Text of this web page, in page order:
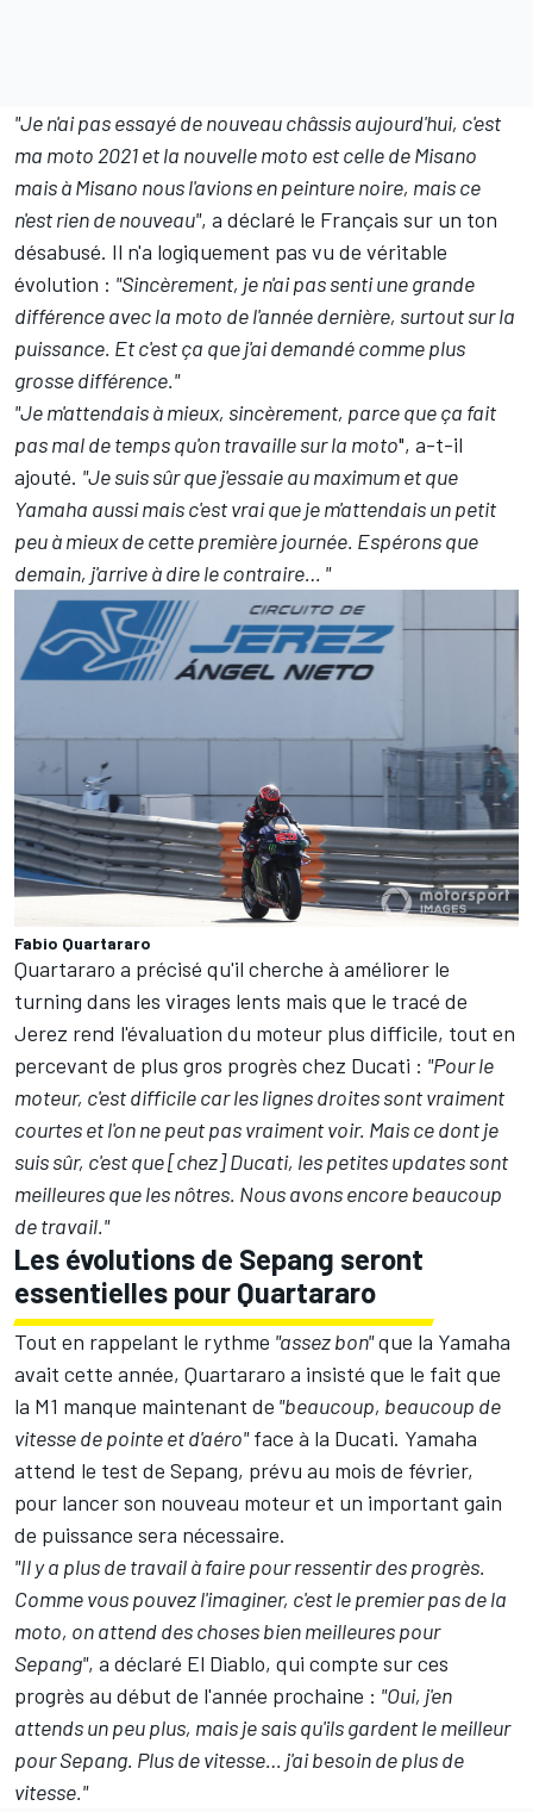
"Je n'ai pas essayé de nouveau châssis aujourd'hui, c'est
ma moto 2021 et la nouvelle moto est celle de Misano
mais à Misano nous l'avions en peinture noire, mais ce
n'est rien de nouveau", a déclaré le Français sur un ton
désabusé. Il n'a logiquement pas vu de véritable
évolution : "Sincèrement, je n'ai pas senti une grande
différence avec la moto de l'année dernière, surtout sur la
puissance. Et c'est ça que j'ai demandé comme plus
grosse différence."
"Je m'attendais à mieux, sincèrement, parce que ça fait
pas mal de temps qu'on travaille sur la moto", a-t-il
ajouté. "Je suis sûr que j'essaie au maximum et que
Yamaha aussi mais c'est vrai que je m'attendais un petit
peu à mieux de cette première journée. Espérons que
demain, j'arrive à dire le contraire… "
Fabio Quartararo
Quartararo a précisé qu'il cherche à améliorer le
turning dans les virages lents mais que le tracé de
Jerez rend l'évaluation du moteur plus difficile, tout en
percevant de plus gros progrès chez Ducati : "Pour le
moteur, c'est difficile car les lignes droites sont vraiment
courtes et l'on ne peut pas vraiment voir. Mais ce dont je
suis sûr, c'est que [chez] Ducati, les petites updates sont
meilleures que les nôtres. Nous avons encore beaucoup
de travail."
Les évolutions de Sepang seront
essentielles pour Quartararo
Tout en rappelant le rythme "assez bon"que la Yamaha
avait cette année, Quartararo a insisté que le fait que
la M1 manque maintenant de "beaucoup, beaucoup de
vitesse de pointe et d'aéro"face à la Ducati. Yamaha
attend le test de Sepang, prévu au mois de février,
pour lancer son nouveau moteur et un important gain
de puissance sera nécessaire.
"Il y a plus de travail à faire pour ressentir des progrès.
Comme vous pouvez l'imaginer, c'est le premier pas de la
moto, on attend des choses bien meilleures pour
Sepang", a déclaré El Diablo, qui compte sur ces
progrès au début de l'année prochaine : "Oui, j'en
attends un peu plus, mais je sais qu'ils gardent le meilleur
pour Sepang. Plus de vitesse… j'ai besoin de plus de
vitesse."